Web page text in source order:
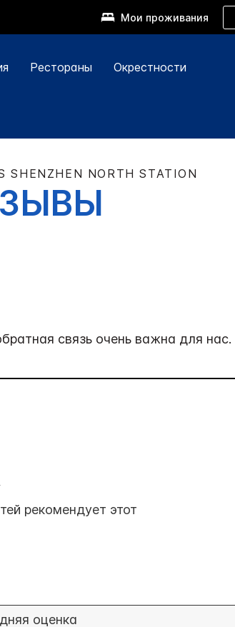
Мои проживания
Рестораны Окрестности
SHENZHEN NORTH STATION
связь очень важна для нас.